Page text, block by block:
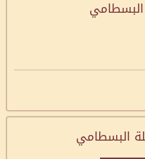
البسطامي
البسطامي